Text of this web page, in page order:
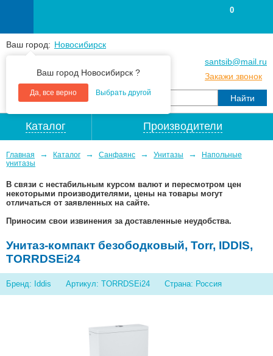
Ваш город: Новосибирск
Ваш город Новосибирск ?
Да, все верно Выбрать другой
+7(383) 213 79 30
santsib@mail.ru
Закажи звонок
0
Каталог Производители
Главная → Каталог → Санфаянс → Унитазы →
Напольные
унитазы
В связи с нестабильным курсом валют и пересмотром цен
некоторыми производителями, цены на товары могут
отличаться от заявленных на сайте.
Приносим свои извинения за доставленные неудобства.
Унитаз-компакт безободковый, Torr, IDDIS,
TORRDSEi24
Бренд: Iddis Артикул: TORRDSEi24 Страна: Россия